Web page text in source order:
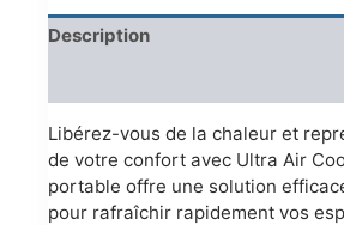
Description
Libérez-vous de la chaleur et
de votre confort avec Ultra Air
portable offre une solution
pour rafraîchir rapidement vos